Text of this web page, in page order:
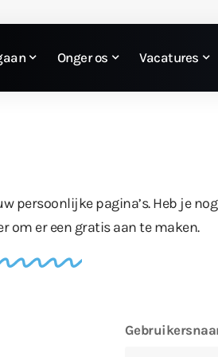
Onger os Vacatures
persoonlijke pagina’s. Heb je
om er een gratis aan te maken.